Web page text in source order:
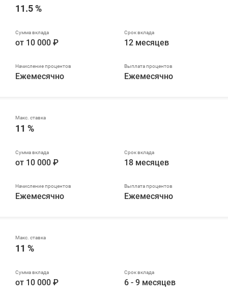
11.5 %
от 10 000 ₽ 12 месяцев
Ежемесячно Ежемесячно
11 %
от 10 000 ₽ 18 месяцев
Ежемесячно Ежемесячно
11 %
от 10 000 ₽ 6 - 9 месяцев